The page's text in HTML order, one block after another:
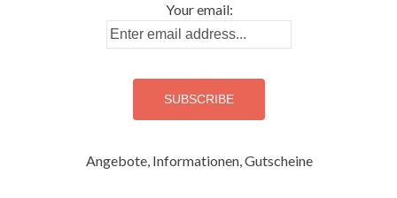
Your email:
Angebote, Informationen, Gutscheine